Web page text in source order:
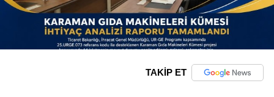
TAKİP ET